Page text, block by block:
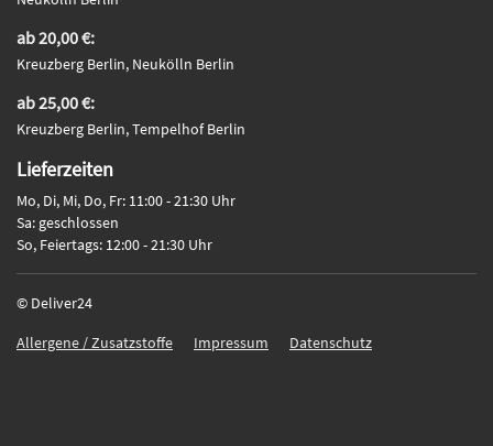
ab 20,00 €:
Kreuzberg Berlin, Neukölln Berlin
ab 25,00 €:
Kreuzberg Berlin, Tempelhof Berlin
Lieferzeiten
Mo, Di, Mi, Do, Fr: 11:00 - 21:30 Uhr
Sa: geschlossen
So, Feiertags: 12:00 - 21:30 Uhr
© Deliver24
Allergene / Zusatzstoffe
Impressum Datenschutz